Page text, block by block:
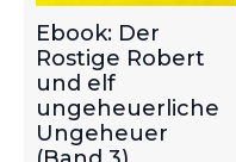
Ebook: Der
Rostige Robert
und elf
ungeheuerliche
Ungeheuer